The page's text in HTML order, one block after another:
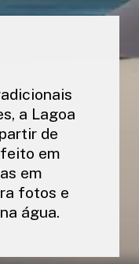
a Lagoa
de
em
em
fotos e
água.